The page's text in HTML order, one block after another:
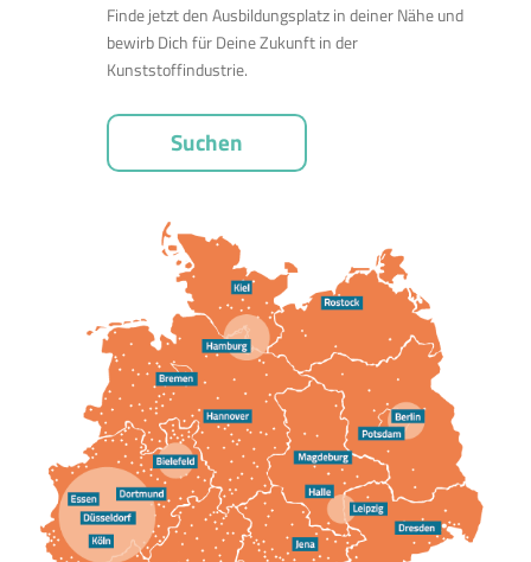
Finde jetzt den Ausbildungsplatz in deiner Nähe und
bewirb Dich für Deine Zukunft in der
Kunststoffindustrie.
Suchen